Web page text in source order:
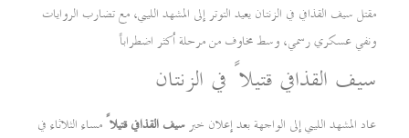
مقتل سيف القذافي في الزنتان يعيد التوتر إلى المشهد الليبي، مع تضارب الروايات
ونفي عسكري رسمي، وسط مخاوف من مرحلة أكثر اضطراباً
سيف القذافي قتيلاً في الزنتان
عاد المشهد الليبي إلى الواجهة بعد إعلان خبرسيف القذافي قتيلاًمساء الثلاثاء في